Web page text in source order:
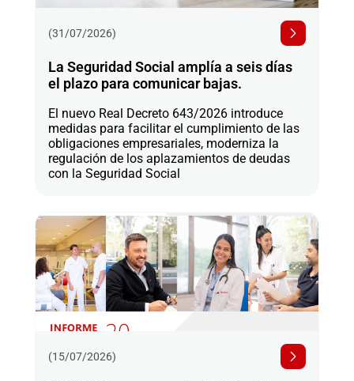
(31/07/2026)
La Seguridad Social amplía a seis días
el plazo para comunicar bajas.
El nuevo Real Decreto 643/2026 introduce
medidas para facilitar el cumplimiento de las
obligaciones empresariales, moderniza la
regulación de los aplazamientos de deudas
con la Seguridad Social
(15/07/2026)